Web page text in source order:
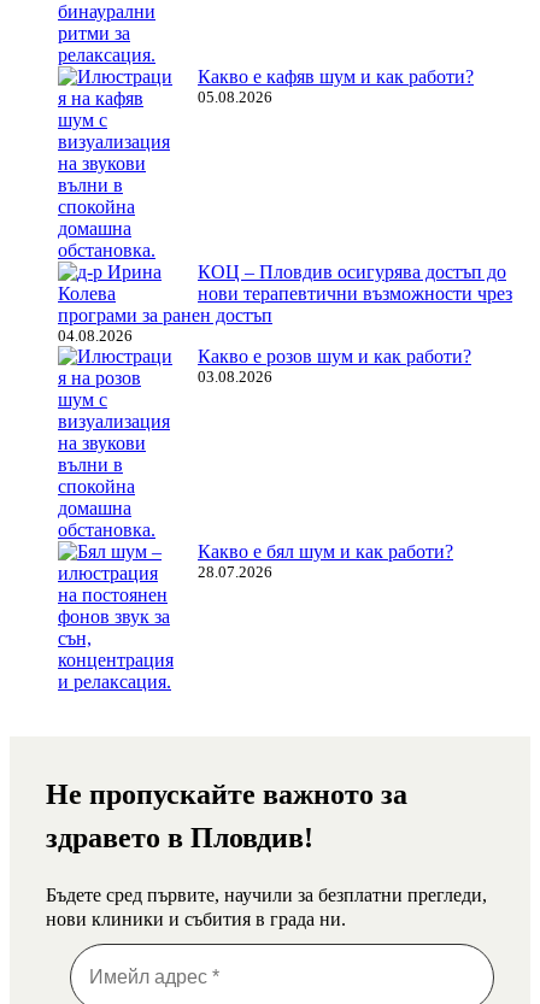
Какво е кафяв шум и как работи?
05.08.2026
КОЦ – Пловдив осигурява достъп до
нови терапевтични възможности чрез
програми за ранен достъп
04.08.2026
Какво е розов шум и как работи?
03.08.2026
Какво е бял шум и как работи?
28.07.2026
Не пропускайте важното за
здравето в Пловдив!
Бъдете сред първите, научили за безплатни прегледи,
нови клиники и събития в града ни.